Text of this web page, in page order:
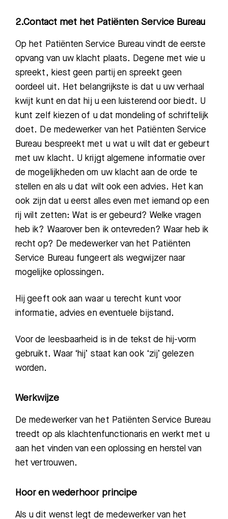
2.Contact met het Patiënten Service Bureau
Op het Patiënten Service Bureau vindt de eerste
opvang van uw klacht plaats. Degene met wie u
spreekt, kiest geen partij en spreekt geen
oordeel uit. Het belangrijkste is dat u uw verhaal
kwijt kunt en dat hij u een luisterend oor biedt. U
kunt zelf kiezen of u dat mondeling of schriftelijk
doet. De medewerker van het Patiënten Service
Bureau bespreekt met u wat u wilt dat er gebeurt
met uw klacht. U krijgt algemene informatie over
de mogelijkheden om uw klacht aan de orde te
stellen en als u dat wilt ook een advies. Het kan
ook zijn dat u eerst alles even met iemand op een
rij wilt zetten: Wat is er gebeurd? Welke vragen
heb ik? Waarover ben ik ontevreden? Waar heb ik
recht op? De medewerker van het Patiënten
Service Bureau fungeert als wegwijzer naar
mogelijke oplossingen.
Hij geeft ook aan waar u terecht kunt voor
informatie, advies en eventuele bijstand.
Voor de leesbaarheid is in de tekst de hij-vorm
gebruikt. Waar ‘hij’ staat kan ook ‘zij’ gelezen
worden.
Werkwijze
De medewerker van het Patiënten Service Bureau
treedt op als klachtenfunctionaris en werkt met u
aan het vinden van een oplossing en herstel van
het vertrouwen.
Hoor en wederhoor principe
Als u dit wenst legt de medewerker van het